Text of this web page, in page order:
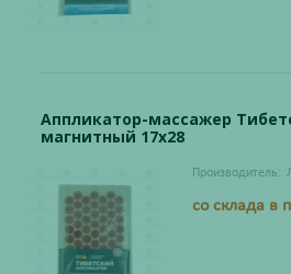
Аппликатор-массажер
магнитный 17х28
Производитель:
со склада в